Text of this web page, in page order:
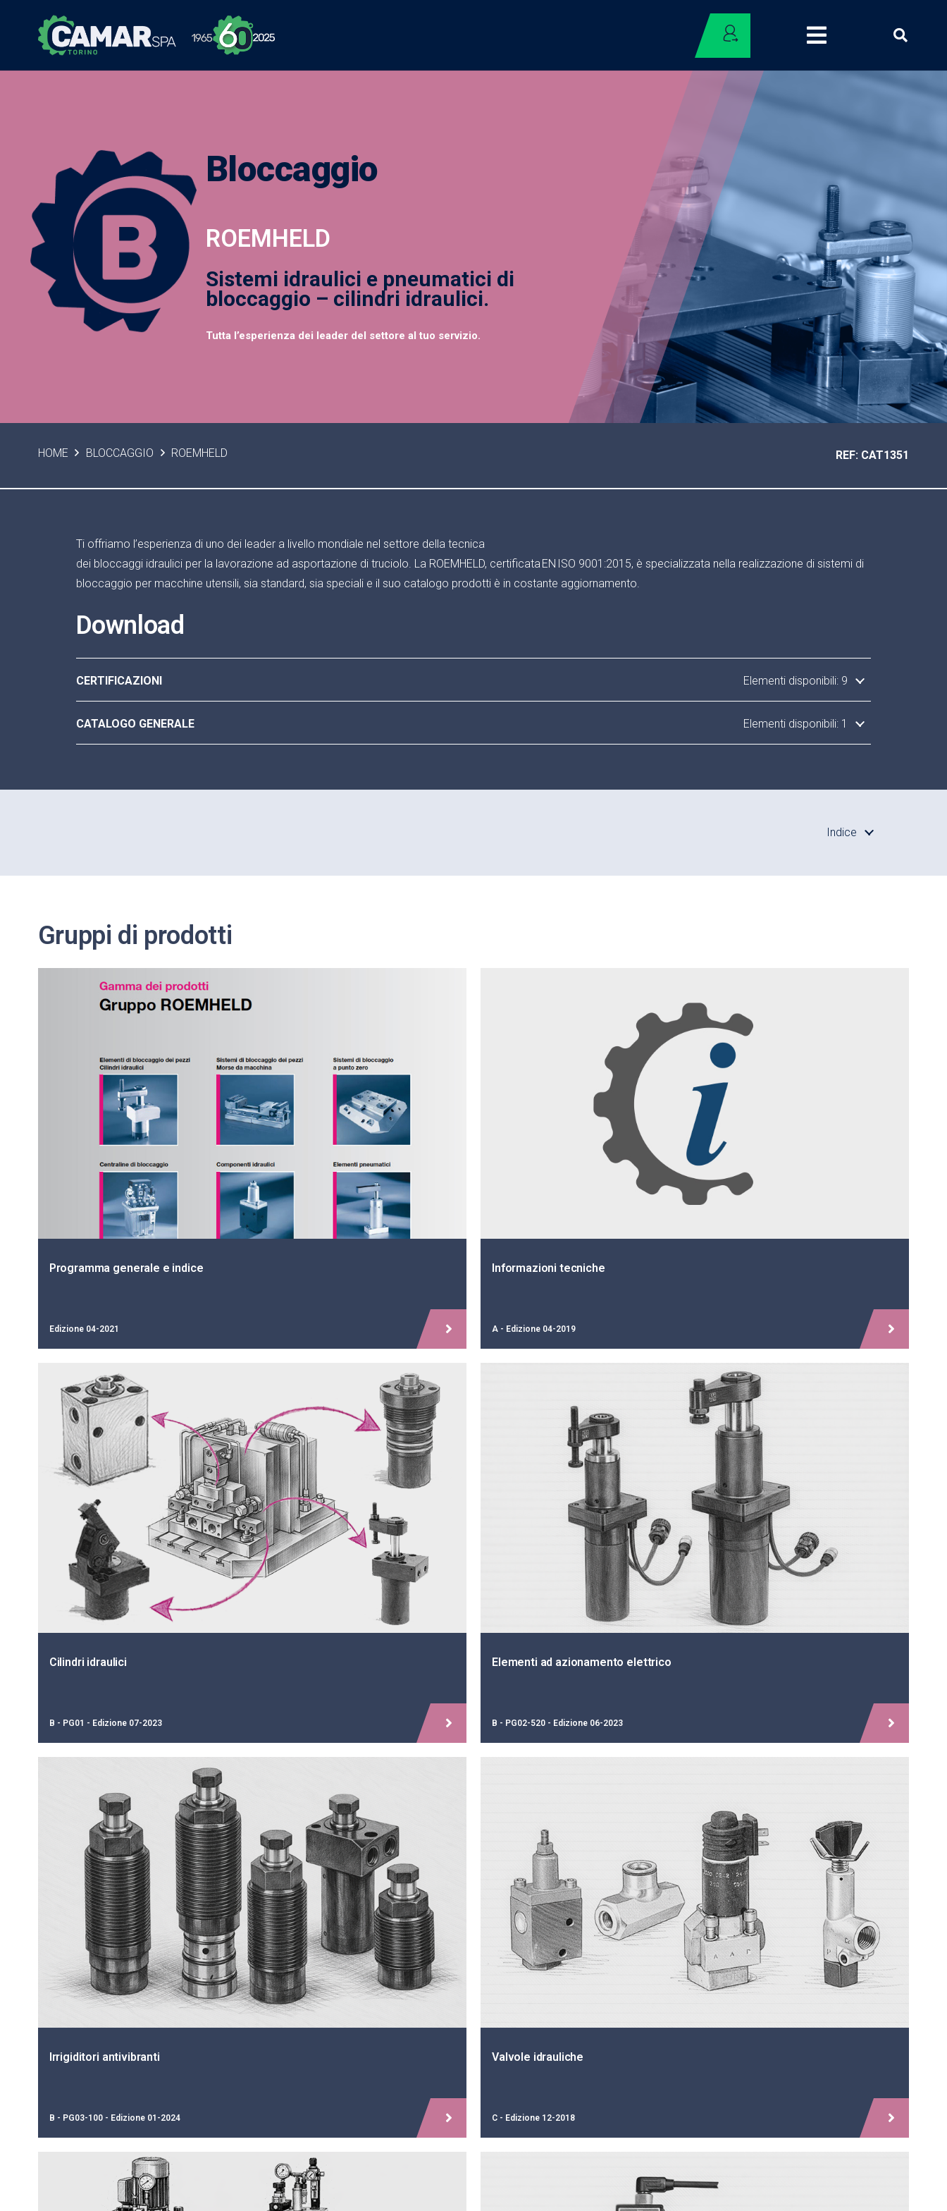
Bloccaggio
ROEMHELD
Sistemi idraulici e pneumatici di
bloccaggio – cilindri idraulici.
Tutta l’esperienza dei leader del settore al tuo servizio.
HOME BLOCCAGGIO ROEMHELD REF: CAT1351
Ti offriamo l’esperienza di uno dei leader a livello mondiale nel settore della tecnica
dei bloccaggi idraulici per la lavorazione ad asportazione di truciolo. La ROEMHELD, certificata EN ISO 9001:2015, è specializzata nella realizzazione di sistemi di
bloccaggio per macchine utensili, sia standard, sia speciali e il suo catalogo prodotti è in costante aggiornamento.
Download
CERTIFICAZIONI Elementi disponibili: 9
CATALOGO GENERALE Elementi disponibili: 1
Indice
Gruppi di prodotti
Programma generale e indice
Edizione 04-2021
Informazioni tecniche
A - Edizione 04-2019
Cilindri idraulici
B - PG01 - Edizione 07-2023
Elementi ad azionamento elettrico
B - PG02-520 - Edizione 06-2023
Irrigiditori antivibranti
B - PG03-100 - Edizione 01-2024
Valvole idrauliche
C - Edizione 12-2018